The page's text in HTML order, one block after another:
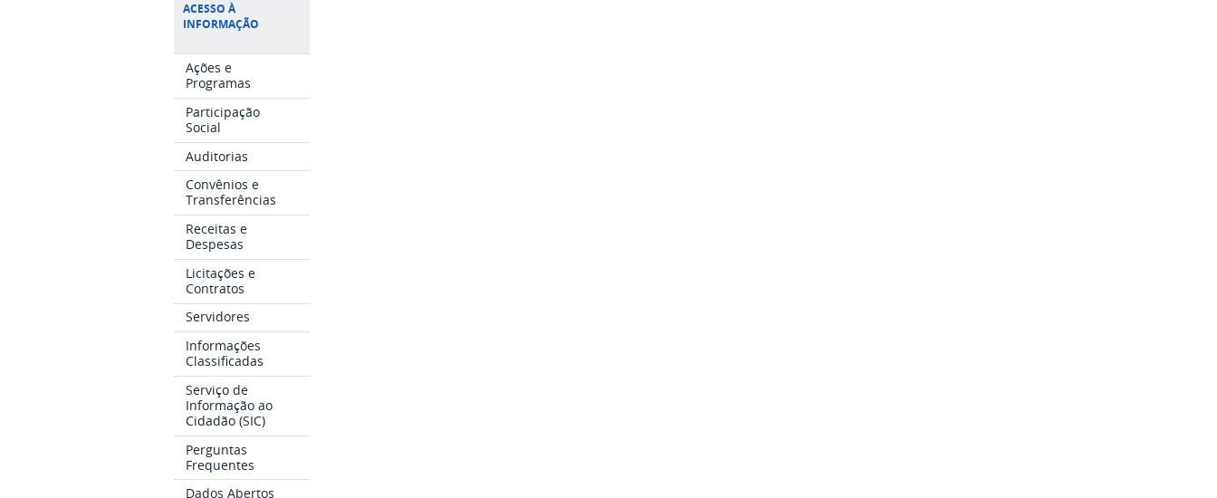
ACESSO À
INFORMAÇÃO
Ações e
Programas
Participação
Social
Auditorias
Convênios e
Transferências
Receitas e
Despesas
Licitações e
Contratos
Servidores
Informações
Classificadas
Serviço de
Informação ao
Cidadão (SIC)
Perguntas
Frequentes
Dados Abertos